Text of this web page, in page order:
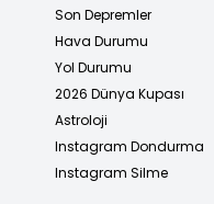
Son Depremler
Hava Durumu
Yol Durumu
2026 Dünya Kupası
Astroloji
Instagram Dondurma
Instagram Silme